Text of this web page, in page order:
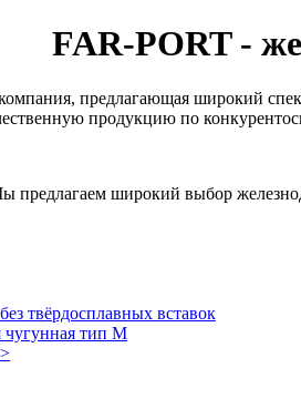
FAR-PORT -
предлагающая широкий
продукцию по
предлагаем широкий выбор
твёрдосплавных вставок
чугунная тип М